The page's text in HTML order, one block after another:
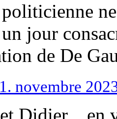
jour
de De
novembre